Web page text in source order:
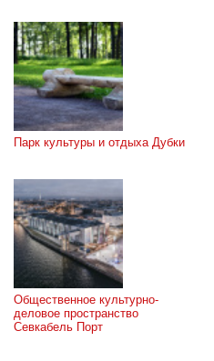
Парк культуры и отдыха Дубки
Общественное культурно-
деловое пространство
Севкабель Порт